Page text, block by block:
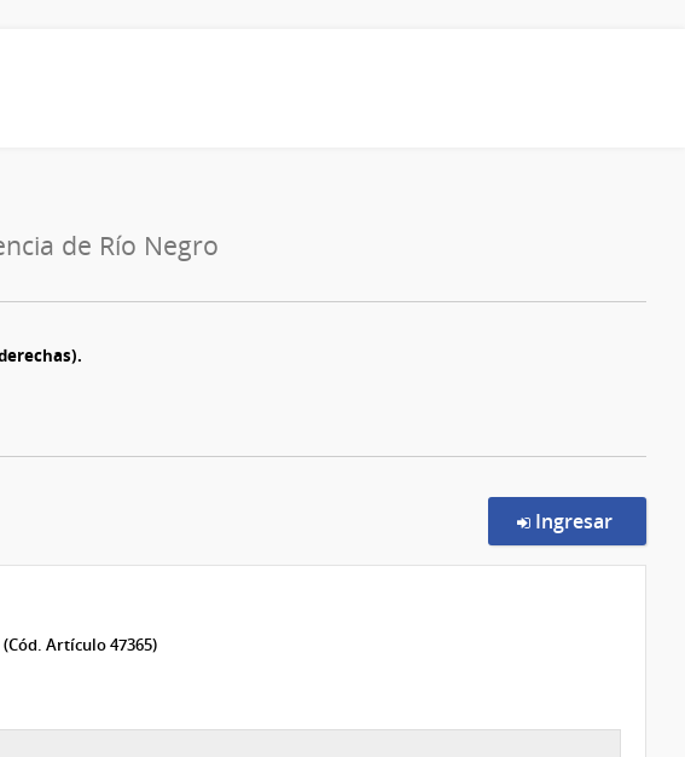
de Río Negro
Ingresar
(Cód. Artículo 47365)